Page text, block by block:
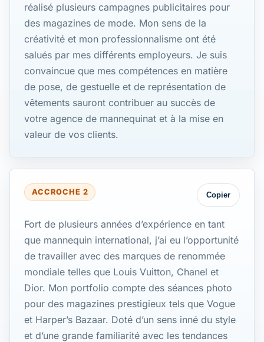
réalisé plusieurs campagnes publicitaires pour
des magazines de mode. Mon sens de la
créativité et mon professionnalisme ont été
salués par mes différents employeurs. Je suis
convaincue que mes compétences en matière
de pose, de gestuelle et de représentation de
vêtements sauront contribuer au succès de
votre agence de mannequinat et à la mise en
valeur de vos clients.
ACCROCHE 2 Copier
Fort de plusieurs années d’expérience en tant
que mannequin international, j’ai eu l’opportunité
de travailler avec des marques de renommée
mondiale telles que Louis Vuitton, Chanel et
Dior. Mon portfolio compte des séances photo
pour des magazines prestigieux tels que Vogue
et Harper’s Bazaar. Doté d’un sens inné du style
et d’une grande familiarité avec les tendances